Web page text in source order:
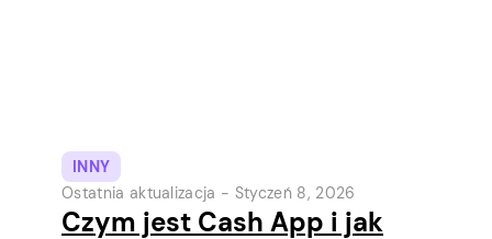
INNY
Ostatnia aktualizacja - Styczeń 8, 2026
Czym jest Cash App i jak